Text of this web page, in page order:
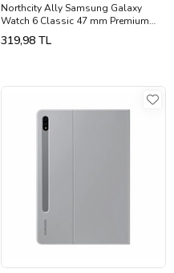
Northcity Ally Samsung Galaxy
Watch 6 Classic 47 mm Premium
PMMA Cam Koruyucu - Çizilmeye
Karşı 3D Tam Ekran Kılıf
319,98 TL